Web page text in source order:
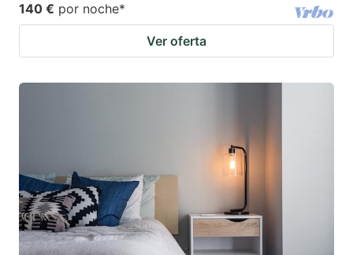
140 € por noche*
Ver oferta